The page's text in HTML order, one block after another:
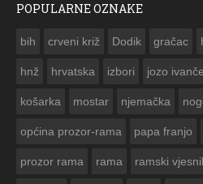
POPULARNE OZNAKE
bih crveni križ Dodik gračac
hnž hrvatska izbori jozo
košarka mostar njemačka
općina prozor-rama papa franjo
prozor rama rama ramski